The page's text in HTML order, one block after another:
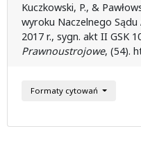
Kuczkowski, P., &
wyroku Naczelnego
2017 r., sygn. akt II GSK
Prawnoustrojowe, (54).
Formaty cytowań